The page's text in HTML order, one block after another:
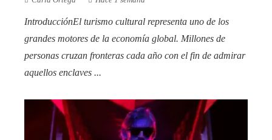
IntroducciónEl turismo cultural representa uno de los
grandes motores de la economía global. Millones de
personas cruzan fronteras cada año con el fin de admirar
aquellos enclaves ...